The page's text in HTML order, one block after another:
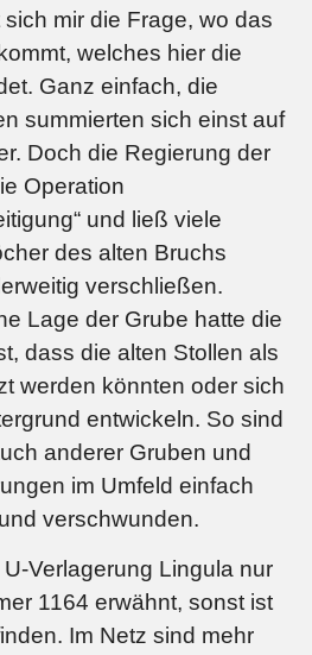
mir die Frage, wo das
welches hier die
Ganz einfach, die
summierten sich einst auf
Doch die Regierung der
Operation
und ließ viele
des alten Bruchs
verschließen.
Lage der Grube hatte die
dass die alten Stollen als
werden könnten oder sich
entwickeln. So sind
anderer Gruben und
im Umfeld einfach
verschwunden.
Verlagerung Lingula nur
1164 erwähnt, sonst ist
Im Netz sind mehr